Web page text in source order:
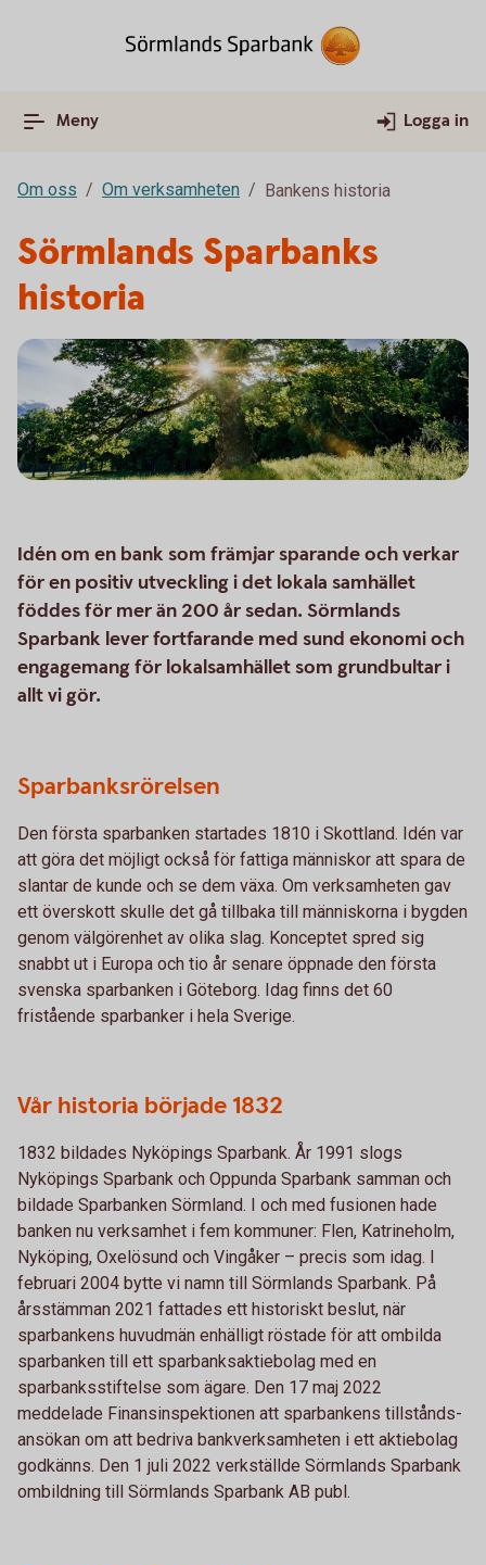
Meny Logga in
Om oss Om verksamheten Bankens historia
Sörmlands Sparbanks
historia
Idén om en bank som främjar sparande och verkar
för en positiv utveckling i det lokala samhället
föddes för mer än 200 år sedan. Sörmlands
Sparbank lever fortfarande med sund ekonomi och
engagemang för lokalsamhället som grundbultar i
allt vi gör.
Sparbanksrörelsen
Den första sparbanken startades 1810 i Skottland. Idén var
att göra det möjligt också för fattiga människor att spara de
slantar de kunde och se dem växa. Om verksamheten gav
ett överskott skulle det gå tillbaka till människorna i bygden
genom välgörenhet av olika slag. Konceptet spred sig
snabbt ut i Europa och tio år senare öppnade den första
svenska sparbanken i Göteborg. Idag finns det 60
fristående sparbanker i hela Sverige.
Vår historia började 1832
1832 bildades Nyköpings Sparbank. År 1991 slogs
Nyköpings Sparbank och Oppunda Sparbank samman och
bildade Spar­banken Sörmland. I och med fusionen hade
banken nu verksamhet i fem kommuner: Flen, Katrineholm,
Nyköping, Oxelösund och Vingåker – precis som idag. I
februari 2004 bytte vi namn till Sörmlands Sparbank. På
årsstämman 2021 fattades ett historiskt beslut, när
sparbankens huvudmän enhälligt ­röstade för att ombilda
sparbanken till ett ­sparbanks­aktiebolag med en
sparbanksstiftelse som ägare. Den 17 maj 2022
meddelade Finans­inspektionen att sparbankens tillstånds­
ansökan om att bedriva bankverksamheten i ett aktiebolag
godkänns. Den 1 juli 2022 verkställde Sörmlands Sparbank
ombildning till Sörmlands Sparbank AB publ.